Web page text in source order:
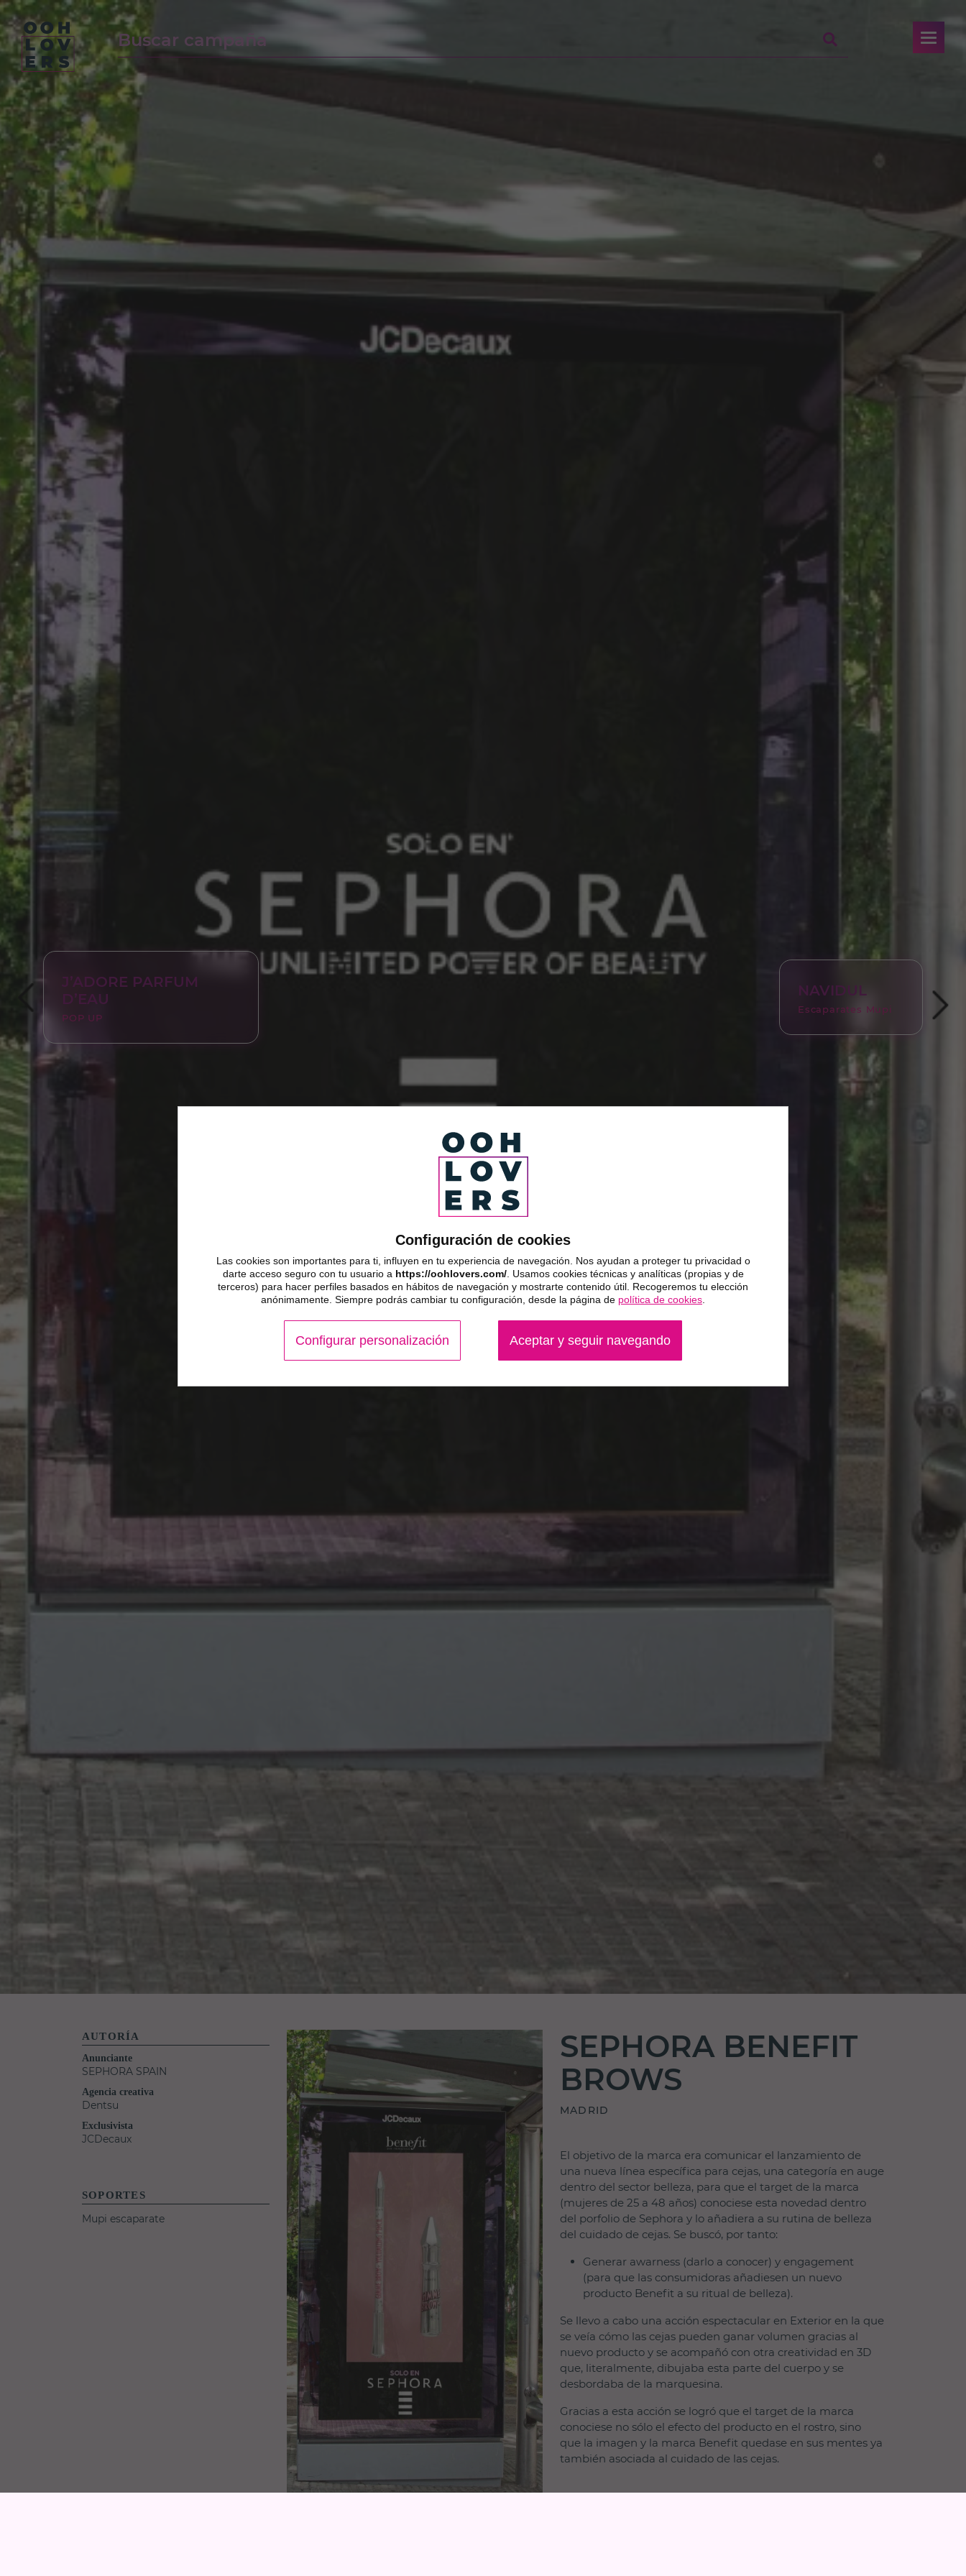
J’ADORE PARFUM
D’EAU
POP UP
NAVIDUL
Escaparates Mupi
AUTORÍA
Anunciante
SEPHORA SPAIN
Agencia creativa
Dentsu
Exclusivista
JCDecaux
SOPORTES
Mupi escaparate
SEPHORA BENEFIT
BROWS
MADRID
El objetivo de la marca era comunicar el lanzamiento de
una nueva línea específica para cejas, una categoría en auge
dentro del sector belleza, para que el target de la marca
(mujeres de 25 a 48 años) conociese esta novedad dentro
del porfolio de Sephora y lo añadiera a su rutina de belleza
del cuidado de cejas. Se buscó, por tanto:
Generar awarness (darlo a conocer) y engagement
(para que las consumidoras añadiesen un nuevo
producto Benefit a su ritual de belleza).
Se llevo a cabo una acción espectacular en Exterior en la que
se veía cómo las cejas pueden ganar volumen gracias al
nuevo producto y se acompañó con otra creatividad en 3D
que, literalmente, dibujaba esta parte del cuerpo y se
desbordaba de la marquesina.
Gracias a esta acción se logró que el target de la marca
conociese no sólo el efecto del producto en el rostro, sino
que la imagen y la marca Benefit quedase en sus mentes ya
también asociada al cuidado de las cejas.
Configuración de cookies
Las cookies son importantes para ti, influyen en tu experiencia de navegación. Nos ayudan a proteger tu privacidad o
darte acceso seguro con tu usuario a https://oohlovers.com/. Usamos cookies técnicas y analíticas (propias y de
terceros) para hacer perfiles basados en hábitos de navegación y mostrarte contenido útil. Recogeremos tu elección
anónimamente. Siempre podrás cambiar tu configuración, desde la página de política de cookies
Configurar personalización Aceptar y seguir navegando